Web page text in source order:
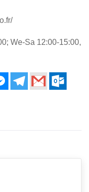
We-Sa 12:00-15:00,